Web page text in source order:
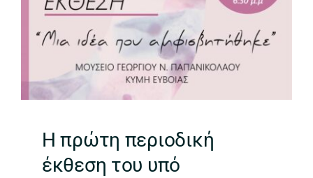
Η πρώτη περιοδική
έκθεση του υπό